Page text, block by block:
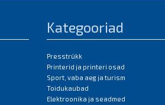
Kategooriad
Presstrükk
Printerid ja printeri osad
Sport, vaba aeg ja turism
Toidukaubad
Elektroonika ja seadmed